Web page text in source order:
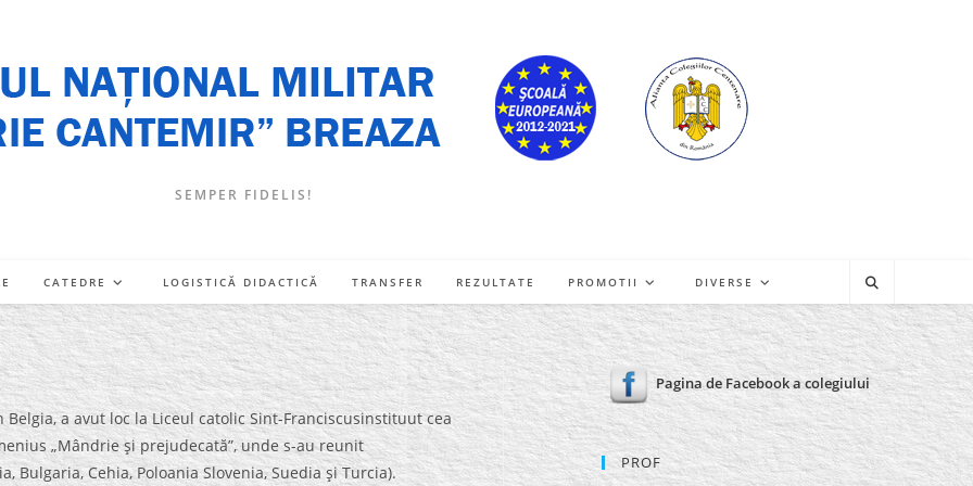
SEMPER FIDELIS!
CATEDRE LOGISTICĂ DIDACTICĂ TRANSFER REZULTATE PROMOTII DIVERSE
a avut loc la Liceul catolic Sint-Franciscusinstituut cea
„Mândrie şi prejudecată”, unde s-au reunit
Cehia, Poloania Slovenia, Suedia şi Turcia).
Pagina de Facebook a colegiului
PROF